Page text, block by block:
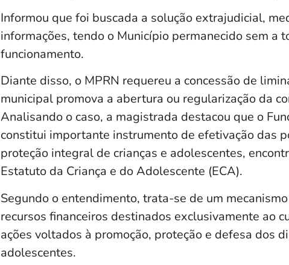
Informou que foi buscada a solução extrajudicial,
informações, tendo o Município permanecido sem a
funcionamento.
Diante disso, o MPRN requereu a concessão de
municipal promova a abertura ou regularização da
Analisando o caso, a magistrada destacou que o
constitui importante instrumento de efetivação das
proteção integral de crianças e adolescentes,
Estatuto da Criança e do Adolescente (ECA).
Segundo o entendimento, trata-se de um
recursos financeiros destinados exclusivamente ao
ações voltados à promoção, proteção e defesa dos
adolescentes.